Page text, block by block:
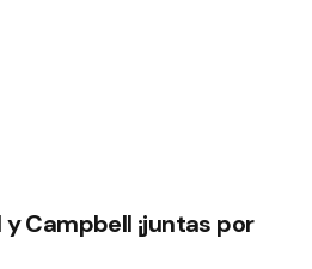
Campbell ¡juntas por